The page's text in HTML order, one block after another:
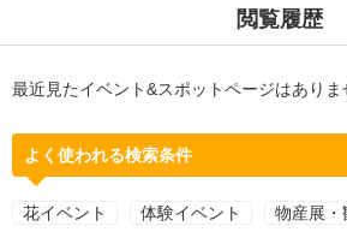
閲覧履歴
最近見たイベント&スポットページはありま
よく使われる検索条件
花イベント 体験イベント 物産展・